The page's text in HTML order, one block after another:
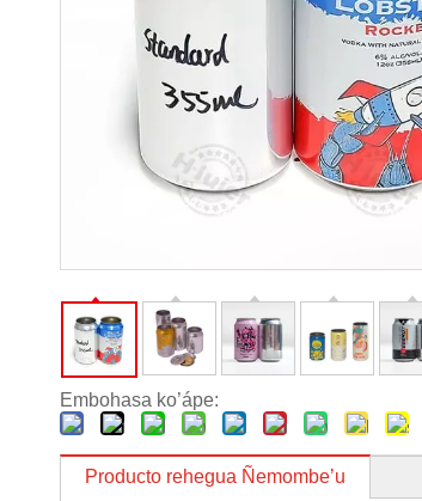
Embohasa ko’ápe:
Producto rehegua Ñemombe’u